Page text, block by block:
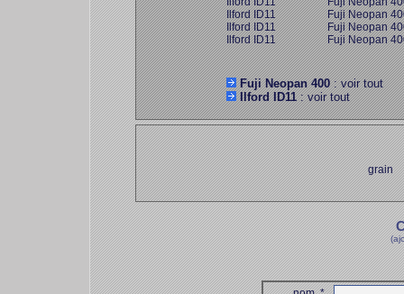
Ilford ID11
Fuji Neopan
Ilford ID11
Fuji Neopan
Ilford ID11
Fuji Neopan
Fuji Neopan 400: voir tout
Ilford ID11: voir tout
grain